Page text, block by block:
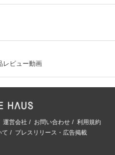
レビュー動画
運営会社 お問い合わせ
利用規約
て
プレスリリース・広告掲載